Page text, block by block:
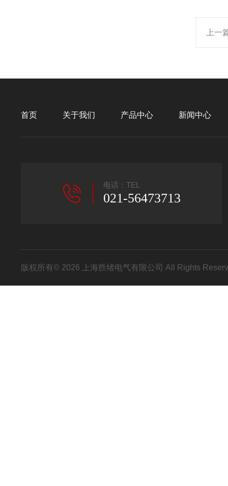
上一
首页 关于我们 产品中心 新闻中心
电话：TEL
021-56473713
版权所有© 2026 上海胜绪电气有限公司 All Rights